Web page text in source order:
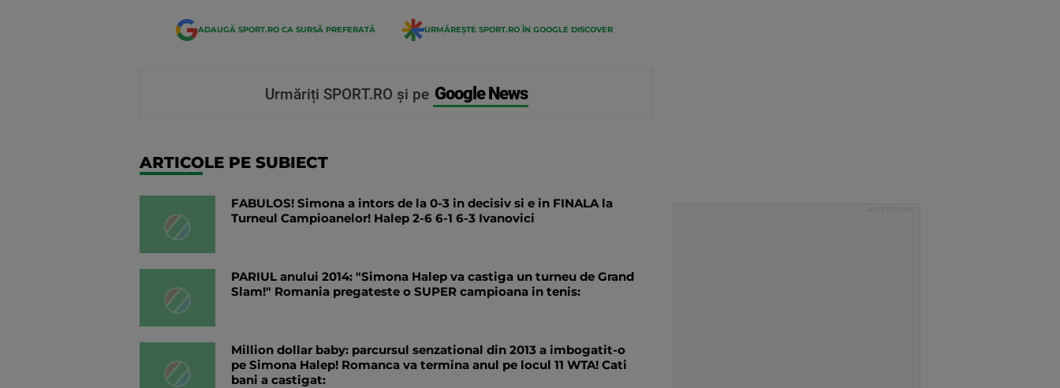
ADAUGĂ SPORT.RO CA SURSĂ PREFERATĂ URMĂREȘTE SPORT.RO ÎN GOOGLE DISCOVER
Urmăriți SPORT.RO și pe Google News
ARTICOLE PE SUBIECT
FABULOS! Simona a intors de la 0-3 in decisiv si e in FINALA la
Turneul Campioanelor! Halep 2-6 6-1 6-3 Ivanovici
PARIUL anului 2014: "Simona Halep va castiga un turneu de Grand
Slam!" Romania pregateste o SUPER campioana in tenis:
Million dollar baby: parcursul senzational din 2013 a imbogatit-o
pe Simona Halep! Romanca va termina anul pe locul 11 WTA! Cati
bani a castigat: